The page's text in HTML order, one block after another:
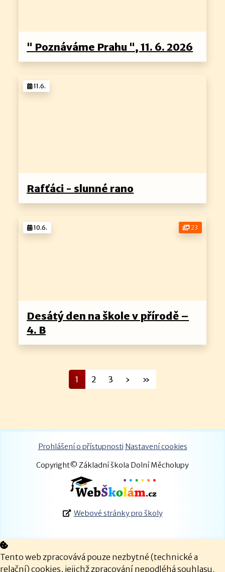
" Poznáváme Prahu ", 11. 6. 2026
Rafťáci - slunné rano
11.6.
Desátý den na škole v přírodě –
4. B
23
10.6.
1 2 3 › »
Prohlášení o přístupnosti Nastavení cookies
Copyright© Základní škola Dolní Měcholupy
Webové stránky pro školy
Tento web zpracovává pouze nezbytné (technické a
relační) cookies, jejichž zpracování nepodléhá souhlasu.